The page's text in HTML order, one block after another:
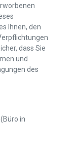
Ihnen, den
dass Sie
und
des
in